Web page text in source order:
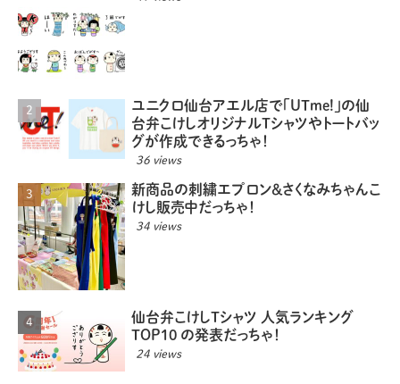
ユニクロ仙台アエル店で「UTme!」の仙
台弁こけしオリジナルTシャツやトートバッ
グが作成できるっちゃ！
36 views
新商品の刺繍エプロン＆さくなみちゃんこ
けし販売中だっちゃ！
34 views
仙台弁こけしTシャツ 人気ランキング
TOP10 の発表だっちゃ！
24 views